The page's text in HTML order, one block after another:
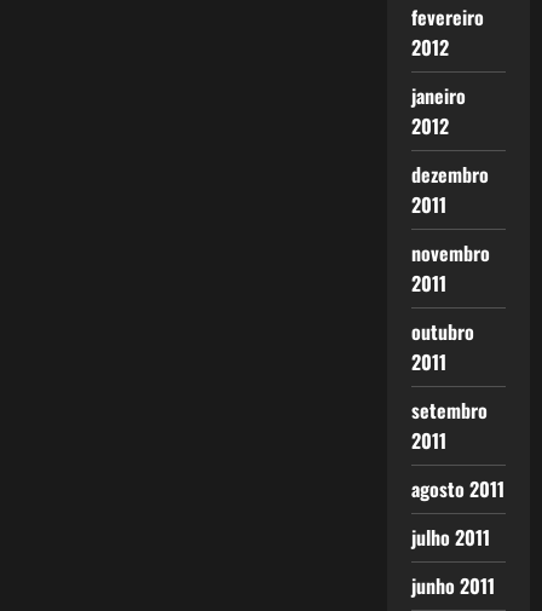
fevereiro
2012
janeiro
2012
dezembro
2011
novembro
2011
outubro
2011
setembro
2011
agosto 2011
julho 2011
junho 2011